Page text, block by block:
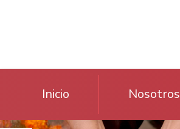
Inicio Nosotros